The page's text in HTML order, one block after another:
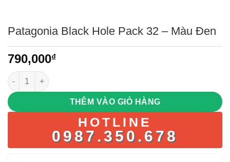
Patagonia Black Hole Pack 32 – Màu Đen
790,000₫
Patagonia Black Hole Pack 32 - Màu Đen số lượng
THÊM VÀO GIỎ HÀNG
HOTLINE
0987.350.678